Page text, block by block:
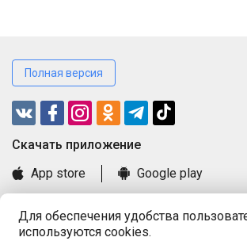
Для обеспечения удобства
используются cookies.
Полная версия
Cкачать приложение
App store
Google play
Книга замечаний и предложений